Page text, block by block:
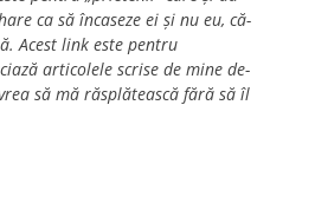
ca să încaseze ei și nu eu, că-
Acest link este pentru
articolele scrise de mine de-
să mă răsplătească fără să îl